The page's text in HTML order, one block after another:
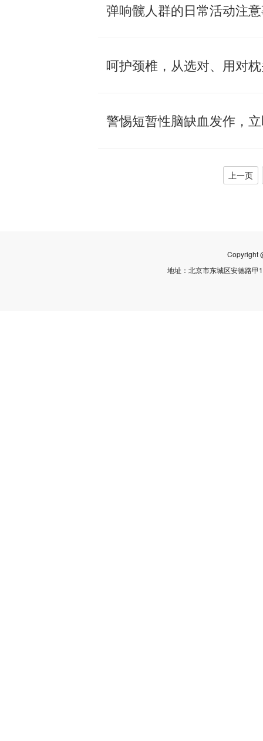
弹响髋人群的日常活动注
呵护颈椎，从选对、用对
警惕短暂性脑缺血发作，
上一页
Copyright
地址：北京市东城区安德